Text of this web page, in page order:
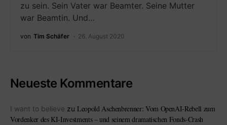
zu sein. Sein Vater war Beamter. Seine Mutter
war Beamtin. Und…
von Tim Schäfer 26. August 2020
Neueste Kommentare
I want to believe zu Leopold Aschenbrenner: Vom OpenAI-Rebell zum
Vordenker des KI-Investments – und seinem dramatischen Fonds-Crash